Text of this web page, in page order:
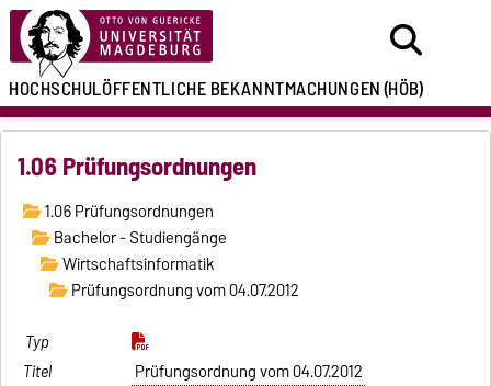
HOCHSCHULÖFFENTLICHEBEKANNTMACHUNGEN(HÖB)
1.06 Prüfungsordnungen
1.06 Prüfungsordnungen
Bachelor - Studiengänge
Wirtschaftsinformatik
Prüfungsordnung vom 04.07.2012
Prüfungsordnung vom 04.07.2012